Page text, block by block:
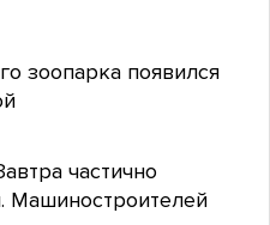
зоопарка появился
частично
Машиностроителей